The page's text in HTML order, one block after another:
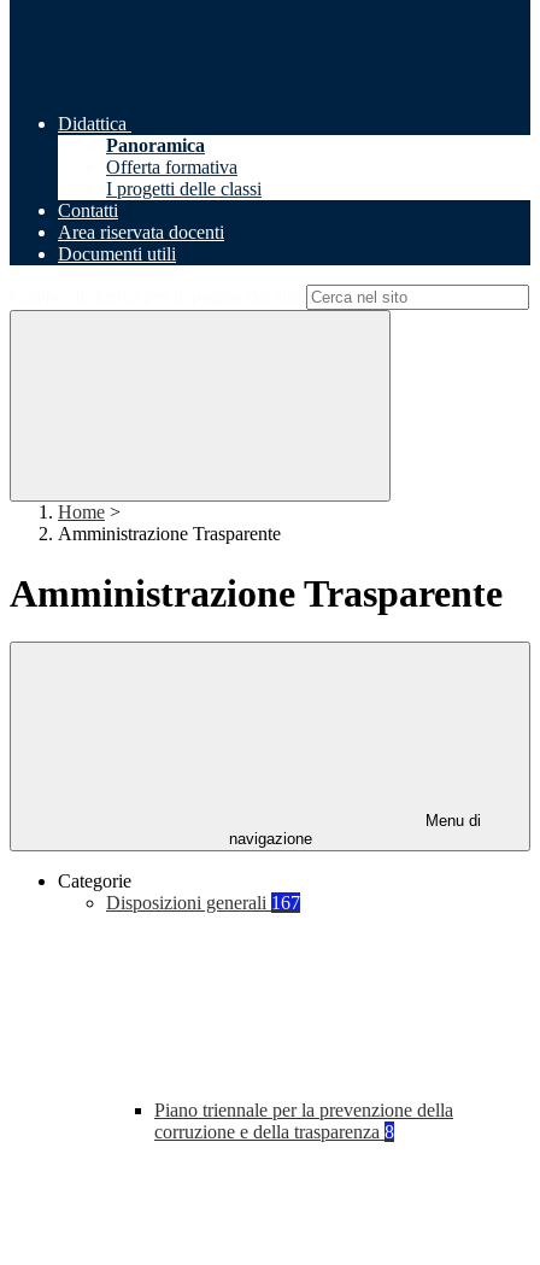
Didattica
Panoramica
Offerta formativa
I progetti delle classi
Contatti
Area riservata docenti
Documenti utili
Home >
Amministrazione Trasparente
Amministrazione Trasparente
Menu di
navigazione
Categorie
Disposizioni generali 167
Piano triennale per la prevenzione della
corruzione e della trasparenza 8